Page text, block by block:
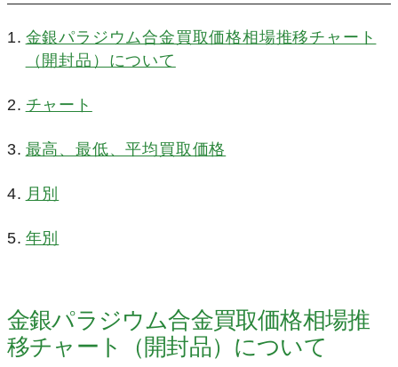
金銀パラジウム合金買取価格相場推移チャート
（開封品）について
チャート
最高、最低、平均買取価格
月別
年別
金銀パラジウム合金買取価格相場推
移チャート（開封品）について